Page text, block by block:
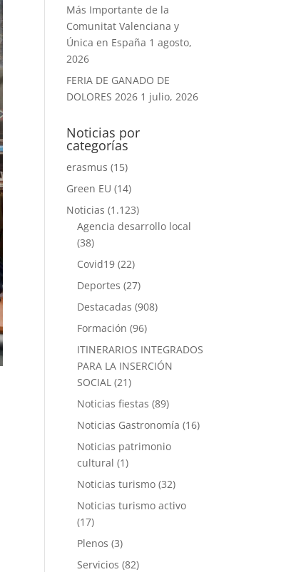
Más Importante de la
Comunitat Valenciana y
Única en España 1 agosto,
2026
FERIA DE GANADO DE
DOLORES 2026 1 julio, 2026
Noticias por
categorías
erasmus (15)
Green EU (14)
Noticias (1.123)
Agencia desarrollo local
(38)
Covid19 (22)
Deportes (27)
Destacadas (908)
Formación (96)
ITINERARIOS INTEGRADOS
PARA LA INSERCIÓN
SOCIAL (21)
Noticias fiestas (89)
Noticias Gastronomía (16)
Noticias patrimonio
cultural (1)
Noticias turismo (32)
Noticias turismo activo
(17)
Plenos (3)
Servicios (82)